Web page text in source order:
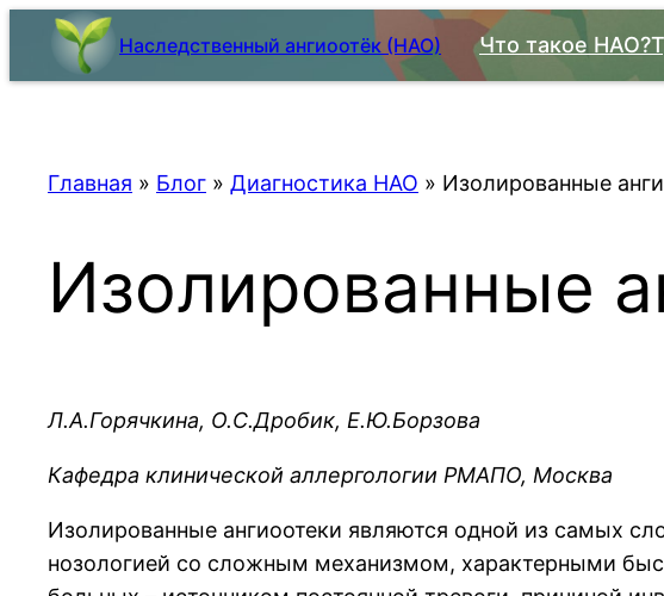
content
Наследственный ангиоотёк (НАО) Что такое НАО?
Главная » Блог » Диагностика НАО » Изолированные
Изолированные
Л.А.Горячкина, О.С.Дробик, Е.Ю.Борзова
Кафедра клинической аллергологии РМАПО, Москва
Изолированные ангиоотеки являются одной из самых
нозологией со сложным механизмом, характерными